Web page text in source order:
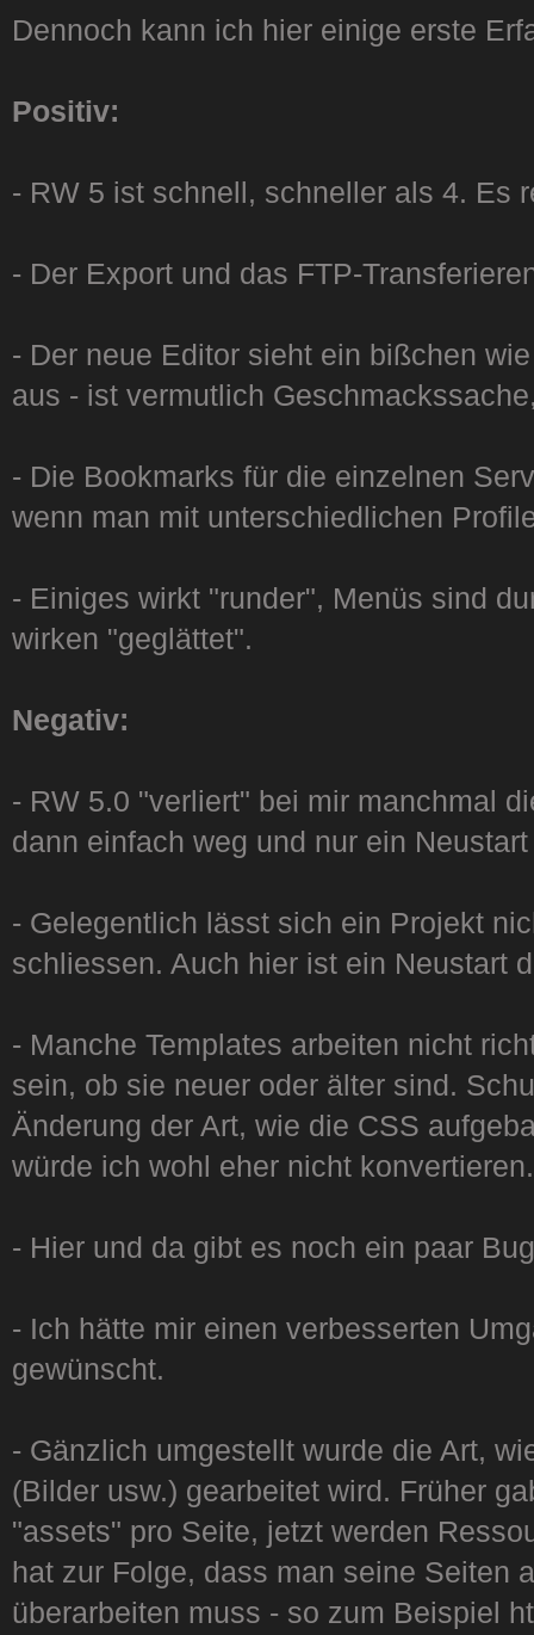
Dennoch kann ich hier einige erste
Positiv:
- RW 5 ist schnell, schneller als 4. Es
- Der Export und das FTP-
- Der neue Editor sieht ein bißchen
aus - ist vermutlich
- Die Bookmarks für die einzelnen
wenn man mit unterschiedlichen
- Einiges wirkt "runder", Menüs sind
wirken "geglättet".
Negativ:
- RW 5.0 "verliert" bei mir manchmal
dann einfach weg und nur ein
- Gelegentlich lässt sich ein Projekt
schliessen. Auch hier ist ein Neustart
- Manche Templates arbeiten nicht
sein, ob sie neuer oder älter sind.
Änderung der Art, wie die CSS
würde ich wohl eher nicht konvertieren.
- Hier und da gibt es noch ein paar
- Ich hätte mir einen verbesserten
gewünscht.
- Gänzlich umgestellt wurde die Art,
(Bilder usw.) gearbeitet wird. Früher
"assets" pro Seite, jetzt werden
hat zur Folge, dass man seine Seiten
überarbeiten muss - so zum Beispiel